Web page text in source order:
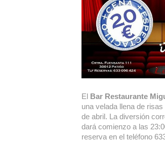
El Bar Restaurante
una velada llena de
de abril. La diversión
dará comienzo a las
reserva en el teléfono